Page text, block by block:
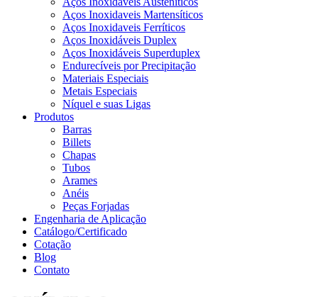
Aços Inoxidaveis Martensíticos
Aços Inoxidaveis Ferríticos
Aços Inoxidáveis Duplex
Aços Inoxidáveis Superduplex
Endurecíveis por Precipitação
Materiais Especiais
Metais Especiais
Níquel e suas Ligas
Produtos
Barras
Billets
Chapas
Tubos
Arames
Anéis
Peças Forjadas
Engenharia de Aplicação
Catálogo/Certificado
Cotação
Blog
Contato